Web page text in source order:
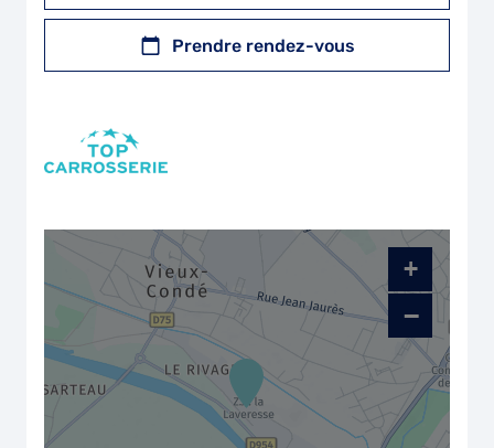
Prendre rendez-vous
+
−